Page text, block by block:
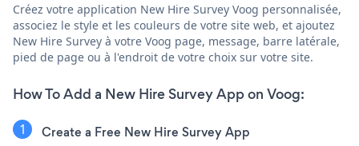
Créez votre application New Hire Survey Voog personnalisée,
associez le style et les couleurs de votre site web, et ajoutez
New Hire Survey à votre Voog page, message, barre latérale,
pied de page ou à l'endroit de votre choix sur votre site.
How To Add a New Hire Survey App on Voog:
Create a Free New Hire Survey App